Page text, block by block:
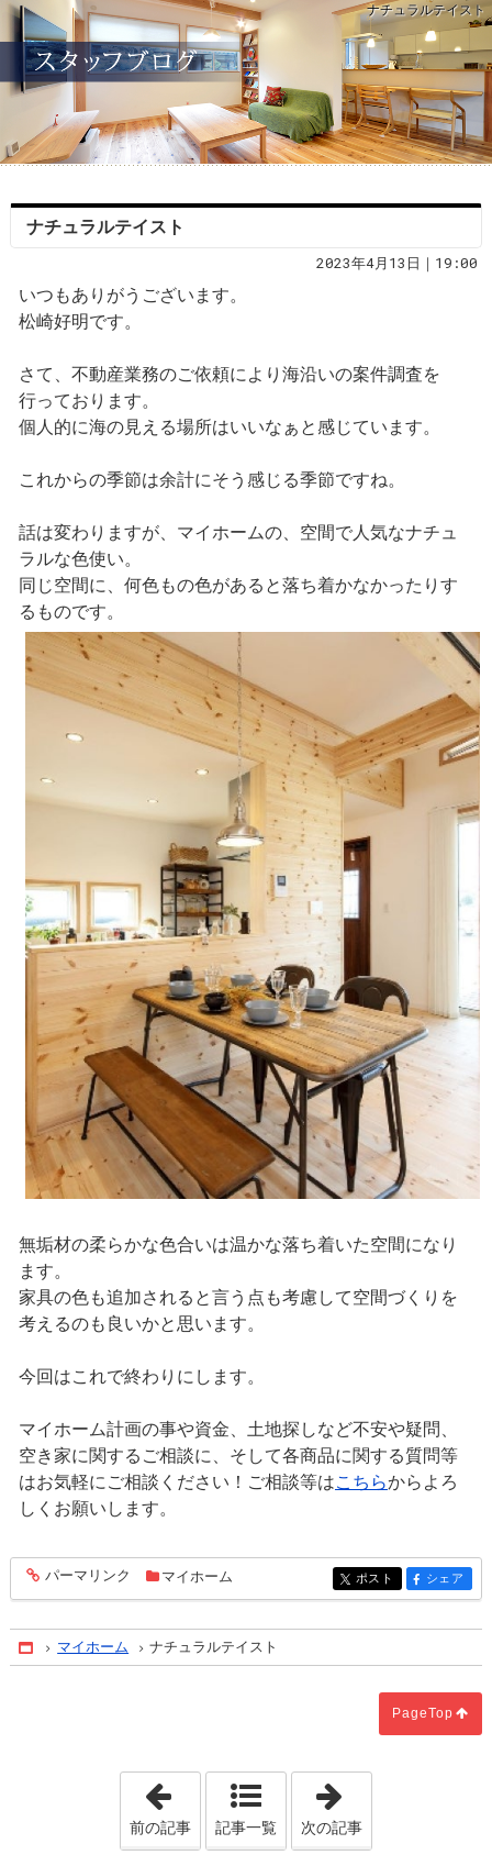
ナチュラルテイスト
ナチュラルテイスト
2023年4月13日｜19:00
いつもありがうございます。
松崎好明です。
さて、不動産業務のご依頼により海沿いの案件調査を
行っております。
個人的に海の見える場所はいいなぁと感じています。
これからの季節は余計にそう感じる季節ですね。
話は変わりますが、マイホームの、空間で人気なナチュ
ラルな色使い。
同じ空間に、何色もの色があると落ち着かなかったりす
るものです。
無垢材の柔らかな色合いは温かな落ち着いた空間になり
ます。
家具の色も追加されると言う点も考慮して空間づくりを
考えるのも良いかと思います。
今回はこれで終わりにします。
マイホーム計画の事や資金、土地探しなど不安や疑問、
空き家に関するご相談に、そして各商品に関する質問等
はお気軽にご相談ください！ご相談等はこちらからよろ
しくお願いします。
entry1484
パーマリンク マイホーム entry1484
ポスト entry1484
シェア
Home
マイホーム ナチュラルテイスト
PageTop
「固定資産税額から半額に」
前の記事 記事一覧 次の記事